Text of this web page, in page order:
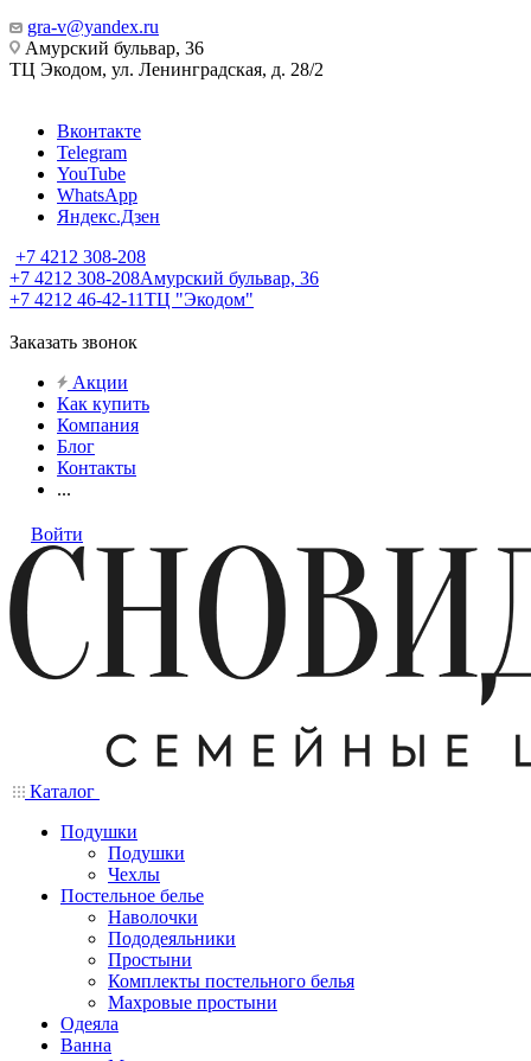
gra-v@yandex.ru
Амурский бульвар, 36
ТЦ Экодом, ул. Ленинградская, д. 28/2
Вконтакте
Telegram
YouTube
WhatsApp
Яндекс.Дзен
+7 4212 308-208
+7 4212 308-208Амурский бульвар, 36
+7 4212 46-42-11ТЦ "Экодом"
Заказать звонок
Акции
Как купить
Компания
Блог
Контакты
...
Войти
Каталог
Подушки
Подушки
Чехлы
Постельное белье
Наволочки
Пододеяльники
Простыни
Комплекты постельного белья
Махровые простыни
Одеяла
Ванна